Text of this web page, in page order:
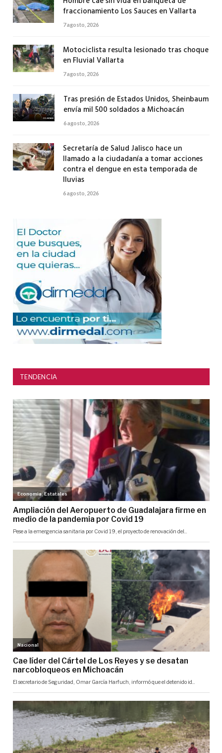
fraccionamiento Los Sauces en Vallarta
7 agosto, 2026
Motociclista resulta lesionado tras choque
en Fluvial Vallarta
7 agosto, 2026
Tras presión de Estados Unidos, Sheinbaum
envía mil 500 soldados a Michoacán
6 agosto, 2026
Secretaría de Salud Jalisco hace un
llamado a la ciudadanía a tomar acciones
contra el dengue en esta temporada de
lluvias
6 agosto, 2026
TENDENCIA